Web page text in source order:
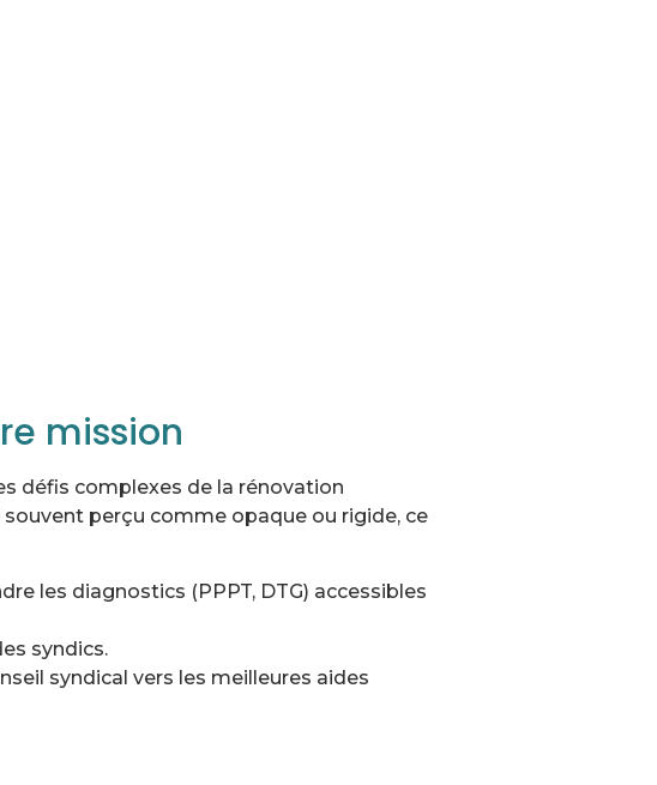
mission
défis complexes de la rénovation
perçu comme opaque ou rigide, ce
les diagnostics (PPPT, DTG) accessibles
syndics.
syndical vers les meilleures aides